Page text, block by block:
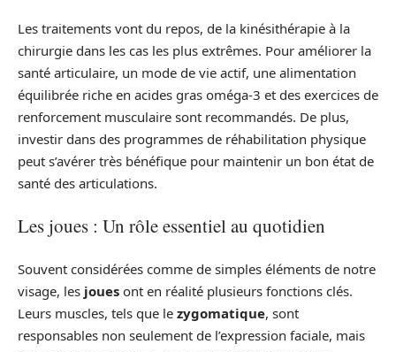
Les traitements vont du repos, de la kinésithérapie à la
chirurgie dans les cas les plus extrêmes. Pour améliorer la
santé articulaire, un mode de vie actif, une alimentation
équilibrée riche en acides gras oméga-3 et des exercices de
renforcement musculaire sont recommandés. De plus,
investir dans des programmes de réhabilitation physique
peut s’avérer très bénéfique pour maintenir un bon état de
santé des articulations.
Les joues : Un rôle essentiel au quotidien
Souvent considérées comme de simples éléments de notre
visage, les joues ont en réalité plusieurs fonctions clés.
Leurs muscles, tels que le zygomatique, sont
responsables non seulement de l’expression faciale, mais